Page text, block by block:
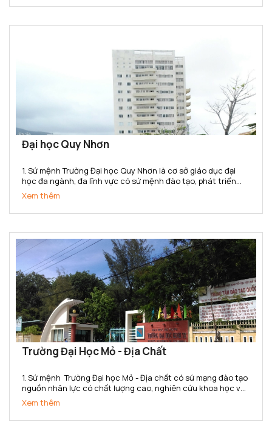
Đại học Quy Nhơn
1. Sứ mệnh Trường Đại học Quy Nhơn là cơ sở giáo dục đại
học đa ngành, đa lĩnh vực có sứ mệnh đào tạo, phát triển
nguồn nhân lực chất lượng cao; bồi dưỡng nhân tài; nghiên
cứu khoa học, truyền bá tri thức và chuyển giao công...
Xem thêm
Trường Đại Học Mỏ - Địa Chất
1. Sứ mệnh Trường Đại học Mỏ - Địa chất có sứ mạng đào tạo
nguồn nhân lực có chất lượng cao, nghiên cứu khoa học và
chuyển giao công nghệ đáp ứng nhu cầu xã hội và hội nhập
quốc tế trong các lĩnh vực khoa học Trái đất,...
Xem thêm